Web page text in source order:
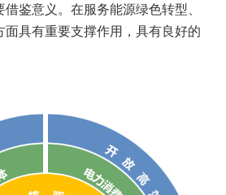
鉴意义。在服务能源绿色转型、
具有重要支撑作用，具有良好的